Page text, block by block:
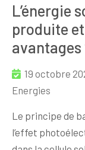
L’énergie
produite et
avantages
19 octobre
Energies
Le principe de
l’effet